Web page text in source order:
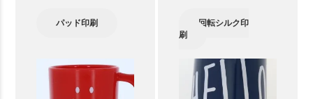
パッド印刷
回転シルク印
刷